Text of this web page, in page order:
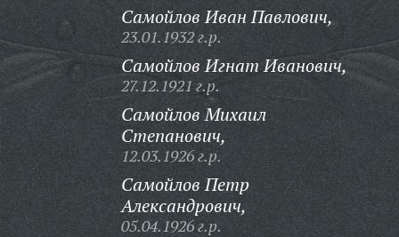
Самойлов Иван Павлович,
23.01.1932 г.р.
Самойлов Игнат Иванович,
27.12.1921 г.р.
Самойлов Михаил
Степанович,
12.03.1926 г.р.
Самойлов Петр
Александрович,
05.04.1926 г.р.